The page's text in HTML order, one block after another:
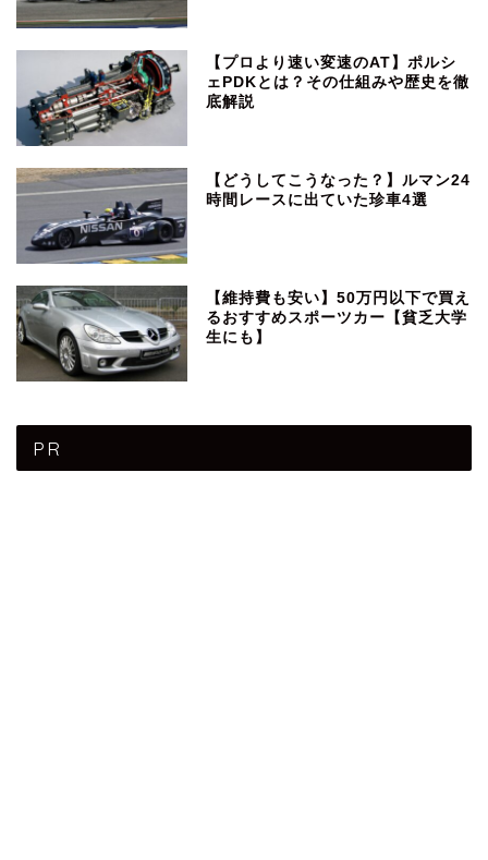
【プロより速い変速のAT】ポルシ
ェPDKとは？その仕組みや歴史を徹
底解説
【どうしてこうなった？】ルマン24
時間レースに出ていた珍車4選
【維持費も安い】50万円以下で買え
るおすすめスポーツカー【貧乏大学
生にも】
PR